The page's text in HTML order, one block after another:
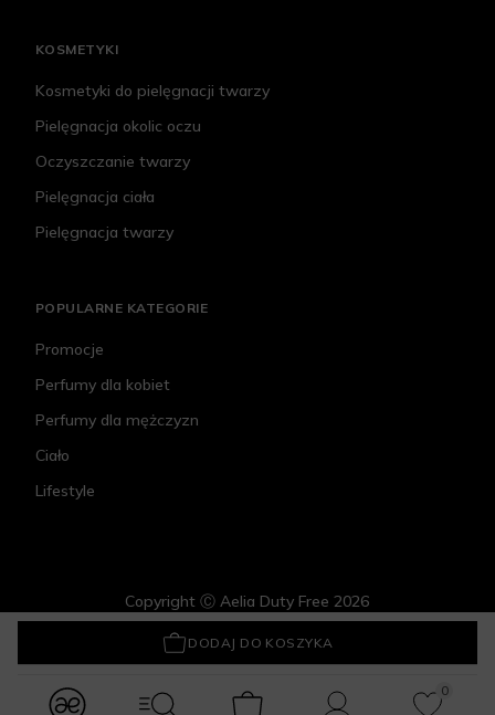
0
DODAJ DO KOSZYKA
Noah 2.4 Color Protection Mask
KOSMETYKI
Kosmetyki do pielęgnacji twarzy
Pielęgnacja okolic oczu
Oczyszczanie twarzy
Pielęgnacja ciała
Pielęgnacja twarzy
POPULARNE KATEGORIE
Promocje
Perfumy dla kobiet
Perfumy dla mężczyzn
Ciało
Lifestyle
Copyright Ⓒ Aelia Duty Free 2026